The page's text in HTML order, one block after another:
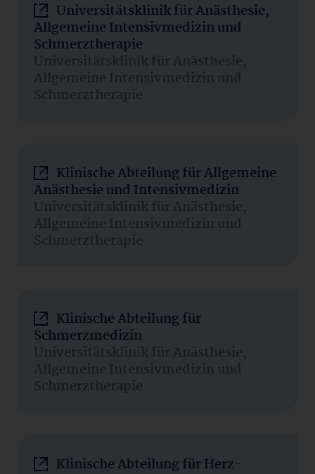
Universitätsklinik für Anästhesie,
Allgemeine Intensivmedizin und
Schmerztherapie
Universitätsklinik für Anästhesie,
Allgemeine Intensivmedizin und
Schmerztherapie
Klinische Abteilung für Allgemeine
Anästhesie und Intensivmedizin
Universitätsklinik für Anästhesie,
Allgemeine Intensivmedizin und
Schmerztherapie
Klinische Abteilung für
Schmerzmedizin
Universitätsklinik für Anästhesie,
Allgemeine Intensivmedizin und
Schmerztherapie
Klinische Abteilung für Herz-